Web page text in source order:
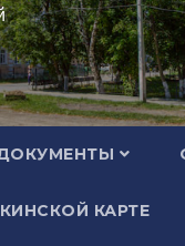
КАРТЕ